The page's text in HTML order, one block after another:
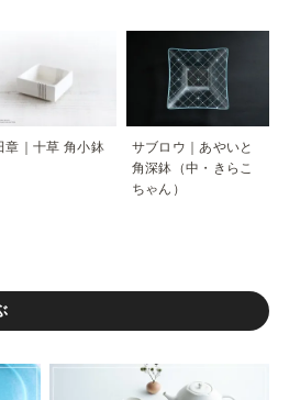
章｜十草 角小鉢
サブロウ｜あやいと
角深鉢（中・きらこ
ちゃん）